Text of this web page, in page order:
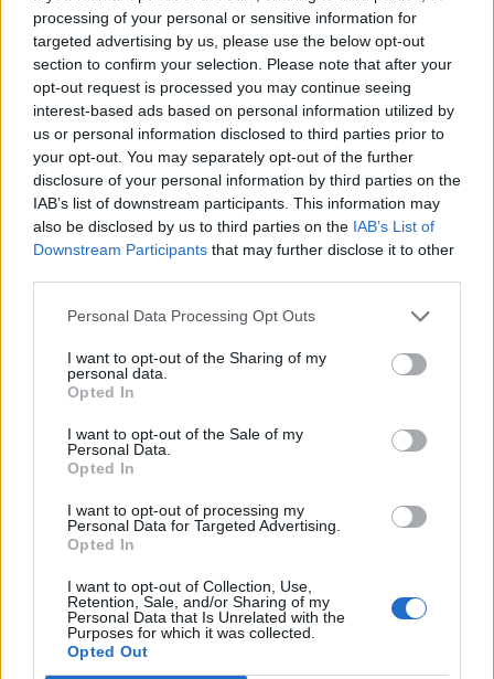
processing of your personal or sensitive information for
targeted advertising by us, please use the below opt-out
section to confirm your selection. Please note that after your
opt-out request is processed you may continue seeing
interest-based ads based on personal information utilized by
us or personal information disclosed to third parties prior to
your opt-out. You may separately opt-out of the further
disclosure of your personal information by third parties on the
IAB’s list of downstream participants. This information may
also be disclosed by us to third parties on the IAB’s List of
Downstream Participants that may further disclose it to other
Personal Data Processing Opt Outs
I want to opt-out of the Sharing of my
personal data.
Opted In
I want to opt-out of the Sale of my
Personal Data.
Opted In
I want to opt-out of processing my
Personal Data for Targeted Advertising.
Opted In
I want to opt-out of Collection, Use,
Retention, Sale, and/or Sharing of my
Personal Data that Is Unrelated with the
Purposes for which it was collected.
Opted Out
Miklós Edit nyomába sem érnek a gyors
számokban
Túl vannak a gyors számokon az alpesi sízők az
ausztriai Saalbach-Hinterglemmben zajló
világbajnokságon. Az első öt próba után sem romániai,
sem pedig magyarországi síző nincs a versenyeket
befejezők között.
24 ÓRA LEGOLVASOTTABB
13:45
Súlyos veszteség, kilenc hónapra eltiltották a Sepsi
OSK csapatkapitányát
Új sportággal ismerkedhet meg Székelyudvarhely,
nemzetközi diszkgolf-versenyt rendeznek
Stabil védekezés és céltudatos támadás – így
készült a Farul ellen az FK